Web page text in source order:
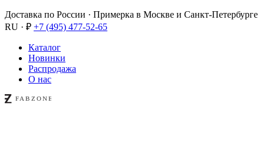
Доставка по России · Примерка в Москве и Санкт-Петербурге
RU · ₽ +7 (495) 477-52-65
Каталог
Новинки
Распродажа
О нас